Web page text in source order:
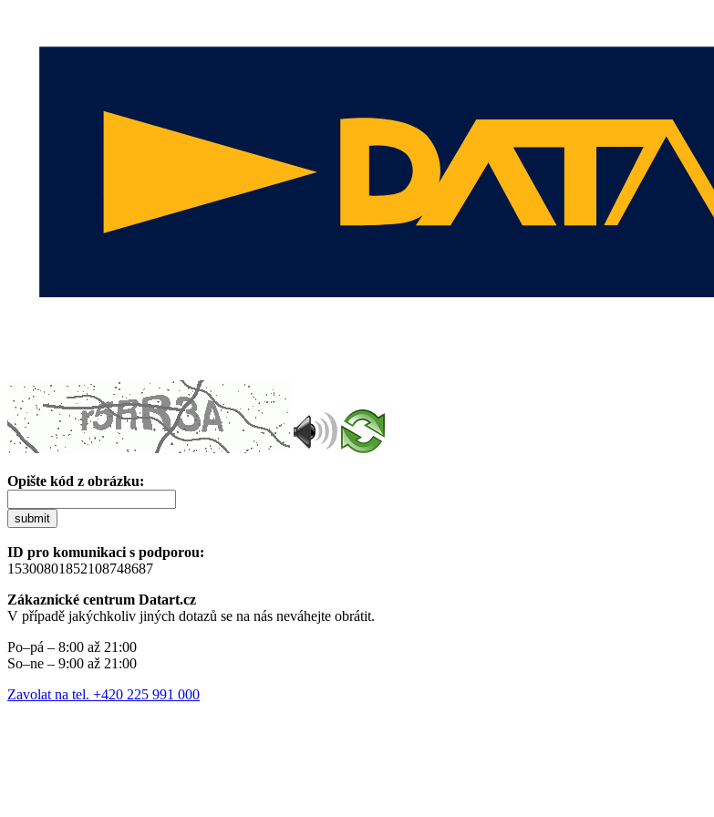
Opište kód z obrázku:
submit
ID pro komunikaci s podporou:
15300801852108748687
Zákaznické centrum Datart.cz
V případě jakýchkoliv jiných dotazů se na nás neváhejte obrátit.
Po–pá – 8:00 až 21:00
So–ne – 9:00 až 21:00
Zavolat na tel. +420 225 991 000